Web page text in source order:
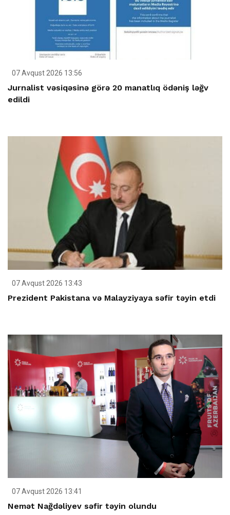
07 Avqust 2026 13:56
Jurnalist vəsiqəsinə görə 20 manatlıq ödəniş ləğv
edildi
07 Avqust 2026 13:43
Prezident Pakistana və Malayziyaya səfir təyin etdi
07 Avqust 2026 13:41
Nemət Nağdəliyev səfir təyin olundu